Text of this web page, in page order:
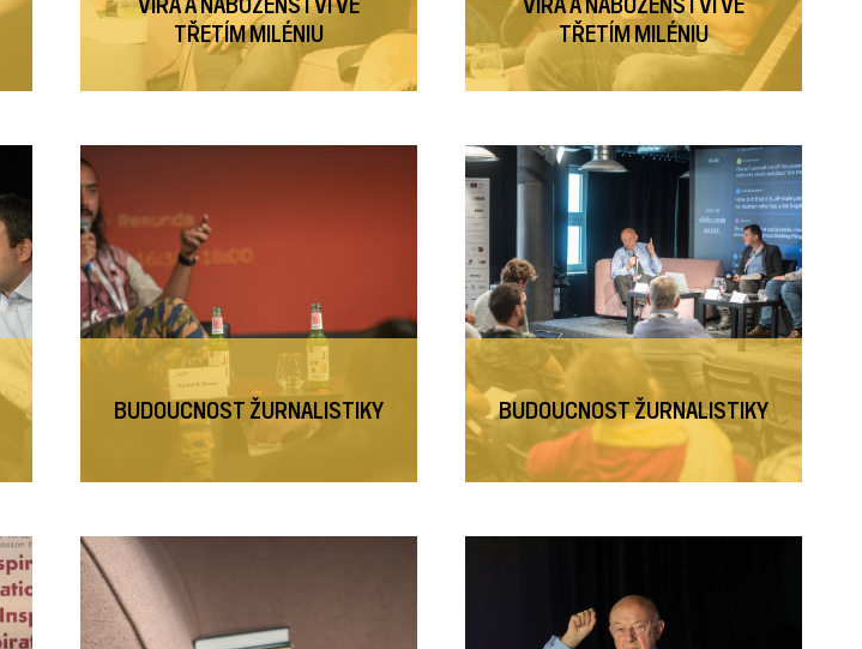
TŘETÍM MILÉNIU
TŘETÍM MILÉNIU
BUDOUCNOST ŽURNALISTIKY BUDOUCNOST ŽURNALISTIKY